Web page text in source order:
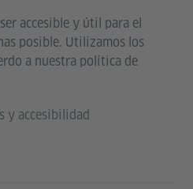
accesible y útil para el
posible. Utilizamos los
a nuestra política de
y accesibilidad